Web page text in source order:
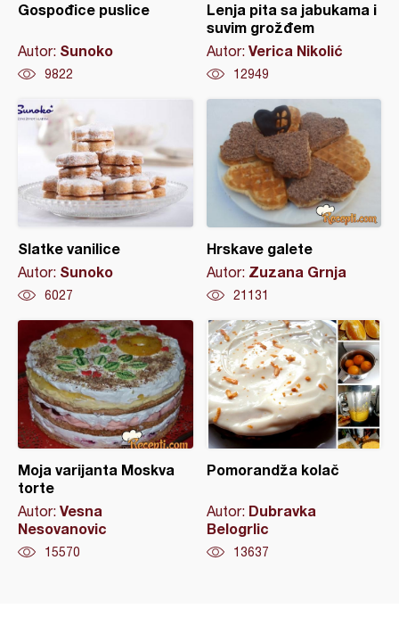
Gospođice puslice
Autor: Sunoko
9822
Lenja pita sa jabukama i
suvim grožđem
Autor: Verica Nikolić
12949
Slatke vanilice
Autor: Sunoko
6027
Hrskave galete
Autor: Zuzana Grnja
21131
Moja varijanta Moskva
torte
Autor: Vesna
Nesovanovic
15570
Pomorandža kolač
Autor: Dubravka
Belogrlic
13637